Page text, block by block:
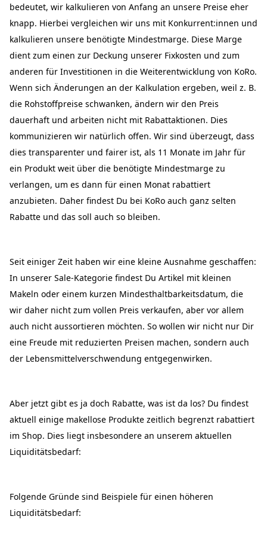
bedeutet, wir kalkulieren von Anfang an unsere Preise eher
knapp. Hierbei vergleichen wir uns mit Konkurrent:innen und
kalkulieren unsere benötigte Mindestmarge. Diese Marge
dient zum einen zur Deckung unserer Fixkosten und zum
anderen für Investitionen in die Weiterentwicklung von KoRo.
Wenn sich Änderungen an der Kalkulation ergeben, weil z. B.
die Rohstoffpreise schwanken, ändern wir den Preis
dauerhaft und arbeiten nicht mit Rabattaktionen. Dies
kommunizieren wir natürlich offen. Wir sind überzeugt, dass
dies transparenter und fairer ist, als 11 Monate im Jahr für
ein Produkt weit über die benötigte Mindestmarge zu
verlangen, um es dann für einen Monat rabattiert
anzubieten. Daher findest Du bei KoRo auch ganz selten
Rabatte und das soll auch so bleiben.
Seit einiger Zeit haben wir eine kleine Ausnahme geschaffen:
In unserer Sale-Kategorie findest Du Artikel mit kleinen
Makeln oder einem kurzen Mindesthaltbarkeitsdatum, die
wir daher nicht zum vollen Preis verkaufen, aber vor allem
auch nicht aussortieren möchten. So wollen wir nicht nur Dir
eine Freude mit reduzierten Preisen machen, sondern auch
der Lebensmittelverschwendung entgegenwirken.
Aber jetzt gibt es ja doch Rabatte, was ist da los? Du findest
aktuell einige makellose Produkte zeitlich begrenzt rabattiert
im Shop. Dies liegt insbesondere an unserem aktuellen
Liquiditätsbedarf:
Folgende Gründe sind Beispiele für einen höheren
Liquiditätsbedarf: